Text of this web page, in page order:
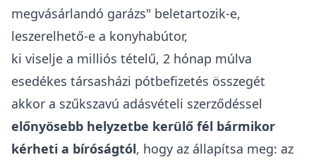
megvásárlandó garázs" beletartozik-e,
leszerelhető-e a konyhabútor,
ki viselje a milliós tételű, 2 hónap múlva
esedékes társasházi pótbefizetés összegét
akkor a szűkszavú adásvételi szerződéssel
előnyösebb helyzetbe kerülő fél bármikor
kérheti a bíróságtól, hogy az állapítsa meg: az